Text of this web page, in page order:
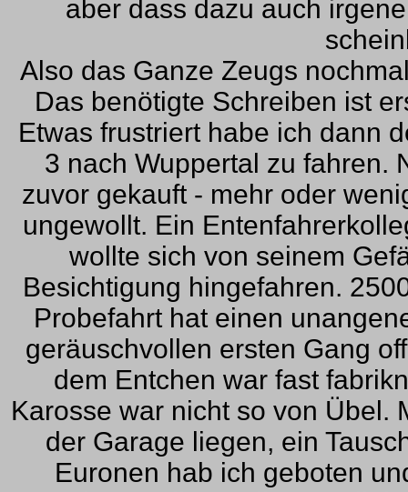
aber dass dazu auch
Also das Ganze Zeugs
Das benötigte Schreiben ist
Etwas frustriert habe ich dann
3 nach Wuppertal zu fahren.
zuvor gekauft - mehr oder
ungewollt. Ein
wollte sich von seinem
Besichtigung hingefahren.
Probefahrt hat einen
geräuschvollen ersten Gang
dem Entchen war fast
Karosse war nicht so von Übel.
der Garage liegen, ein
Euronen hab ich geboten